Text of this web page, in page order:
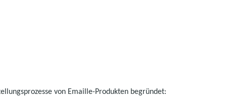
von Emaille-Produkten begründet: